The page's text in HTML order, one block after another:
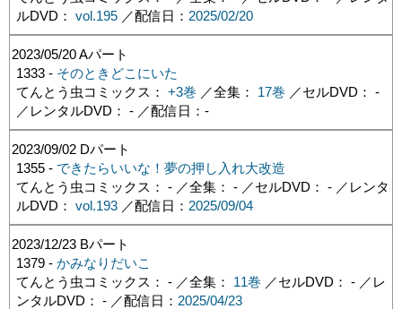
ルDVD： vol.195／配信日： 2025/02/20
2023/05/20Aパート
1333 - そのときどこにいた
てんとう虫コミックス： +3巻 ／全集： 17巻 ／セルDVD： -
／レンタルDVD： - ／配信日： -
2023/09/02 Dパート
1355 - できたらいいな！夢の押し入れ大改造
てんとう虫コミックス： - ／全集： - ／セルDVD： - ／レンタ
ルDVD： vol.193／配信日： 2025/09/04
2023/12/23 Bパート
1379 - かみなりだいこ
てんとう虫コミックス： - ／全集： 11巻 ／セルDVD： - ／レ
ンタルDVD： - ／配信日： 2025/04/23